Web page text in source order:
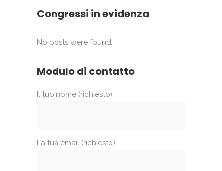
Congressi in evidenza
No posts were found.
Modulo di contatto
Il tuo nome (richiesto)
La tua email (richiesto)